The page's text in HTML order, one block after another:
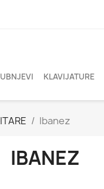
KLAVIJATURE
Ibanez
IBANEZ